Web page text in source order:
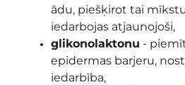
ādu, piešķirot tai
iedarbojas atjaunojoši,
glikonolaktonu -
epidermas barjeru,
iedarbība,